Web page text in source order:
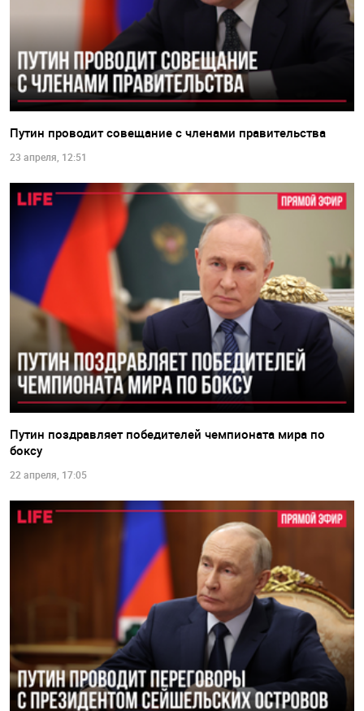
Путин проводит совещание с членами правительства
23 апреля, 12:51
Путин поздравляет победителей чемпионата мира по
боксу
22 апреля, 17:05